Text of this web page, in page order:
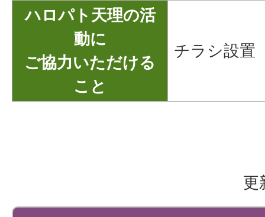
ハロパト天理の活
動に
ご協力いただける
こと
チラシ設置
更